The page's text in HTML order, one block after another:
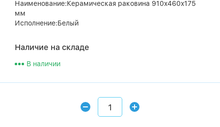
Наименование:Керамическая раковина 910x460x175
мм
Исполнение:Белый
Наличие на складе
В наличии